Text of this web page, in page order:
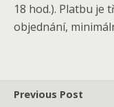
18 hod.). Platbu je
objednání,
Previous Post